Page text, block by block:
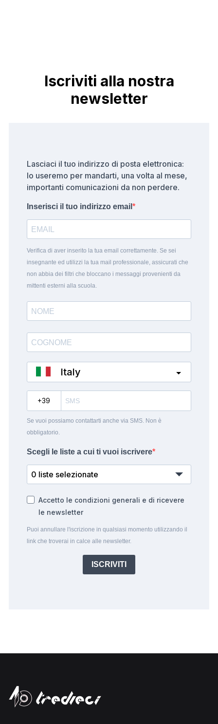
Iscriviti alla nostra
newsletter
Lasciaci il tuo indirizzo di posta elettronica:
lo useremo per mandarti, una volta al mese,
importanti comunicazioni da non perdere.
Inserisci il tuo indirizzo email
Verifica di aver inserito la tua email correttamente. Se sei
insegnante ed utilizzi la tua mail professionale, assicurati che
non abbia dei filtri che bloccano i messaggi provenienti da
mittenti esterni alla scuola.
Italy
Se vuoi possiamo contattarti anche via SMS. Non è
obbligatorio.
Scegli le liste a cui ti vuoi iscrivere
0 liste selezionate
Accetto le condizioni generali e di ricevere
le newsletter
Puoi annullare l'iscrizione in qualsiasi momento utilizzando il
link che troverai in calce alle newsletter.
ISCRIVITI